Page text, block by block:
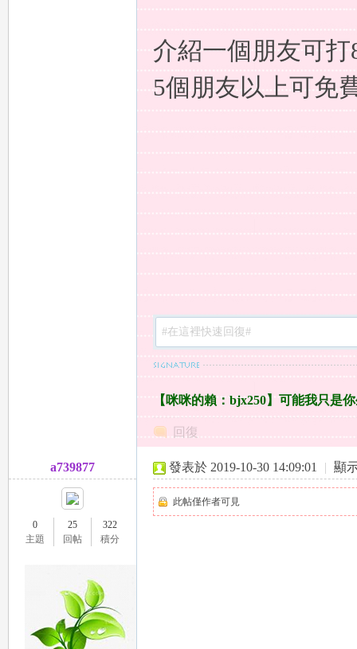
個
介紹一個朋友可
5個朋友以上可免
【咪咪的賴：bjx250】可能我只是
回復
a739877
0
主題
25
回帖
322
積分
發表於 2019-10-30 14:09:01 | 顯
此帖僅作者可見